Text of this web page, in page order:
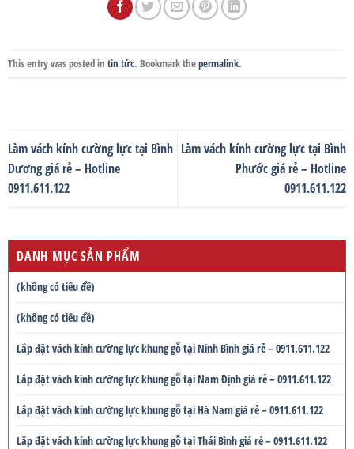
This entry was posted in tin tức. Bookmark thepermalink.
Làm vách kính cường lực tại Bình
Dương giá rẻ – Hotline
0911.611.122
Làm vách kính cường lực tại Bình
Phước giá rẻ – Hotline
0911.611.122
DANH MỤC SẢN PHẨM
(không có tiêu đề)
(không có tiêu đề)
Lắp đặt vách kính cường lực khung gỗ tại Ninh Bình giá rẻ – 0911.611.122
Lắp đặt vách kính cường lực khung gỗ tại Nam Định giá rẻ – 0911.611.122
Lắp đặt vách kính cường lực khung gỗ tại Hà Nam giá rẻ – 0911.611.122
Lắp đặt vách kính cường lực khung gỗ tại Thái Bình giá rẻ – 0911.611.122